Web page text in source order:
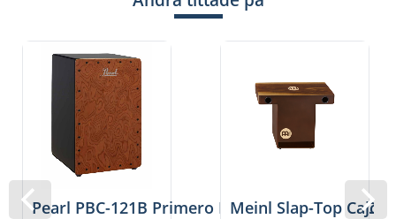
• Specialdesignade gummifötter.
• Tillverkad i Spanien.
• Passande bag MDLXCJB eller MCJB.
Pearl PBC-121B Primero Box Cajon, Figured
Meinl Slap-Top Cajon